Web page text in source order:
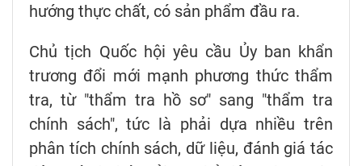
hướng thực chất, có sản phẩm đầu ra.
Chủ tịch Quốc hội yêu cầu Ủy ban khẩn
trương đổi mới mạnh phương thức thẩm
tra, từ "thẩm tra hồ sơ" sang "thẩm tra
chính sách", tức là phải dựa nhiều trên
phân tích chính sách, dữ liệu, đánh giá tác